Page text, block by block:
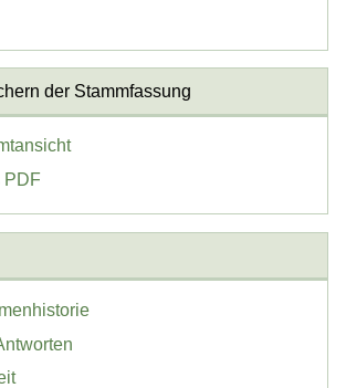
der Stammfassung
PDF